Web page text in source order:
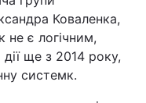
Коваленка,
не є логічним,
дії ще з 2014 року,
системк.